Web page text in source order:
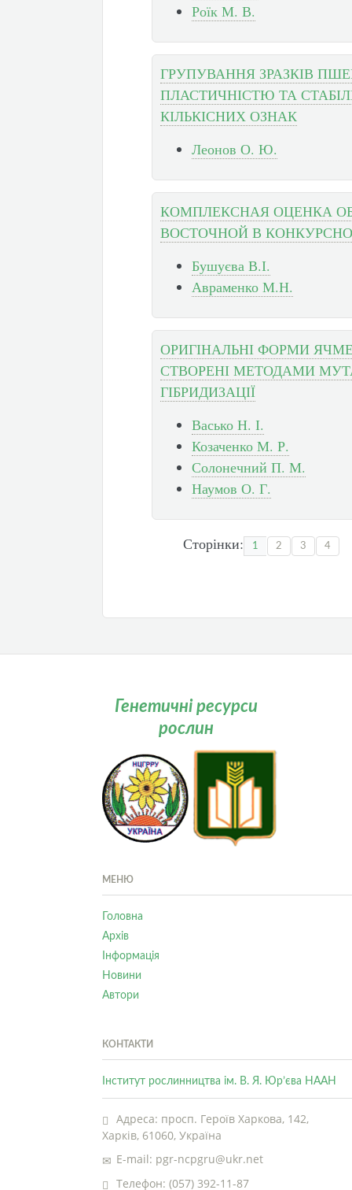
Роїк М. В.
ГРУПУВАННЯ ЗРАЗКІВ
ПЛАСТИЧНІСТЮ ТА
КІЛЬКІСНИХ ОЗНАК
Леонов О. Ю.
КОМПЛЕКСНАЯ ОЦЕНКА
ВОСТОЧНОЙ В
Бушуєва В.І.
Авраменко М.Н.
ОРИГІНАЛЬНІ ФОРМИ
СТВОРЕНІ МЕТОДАМИ
ГІБРИДИЗАЦІЇ
Васько Н. І.
Козаченко М. Р.
Солонечний П. М.
Наумов О. Г.
Сторінки: 1 2 3 4
Генетичні ресурси
рослин
МЕНЮ
Головна
Архів
Інформація
Новини
Автори
КОНТАКТИ
Інститут рослинництва ім. В. Я. Юр’єва НААН
Адреса: просп. Героїв Харкова, 142,
Харків, 61060, Україна
E-mail: pgr-ncpgru@ukr.net
Телефон: (057) 392-11-87